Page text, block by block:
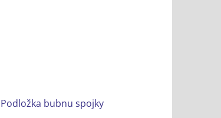
Podložka bubnu spojky